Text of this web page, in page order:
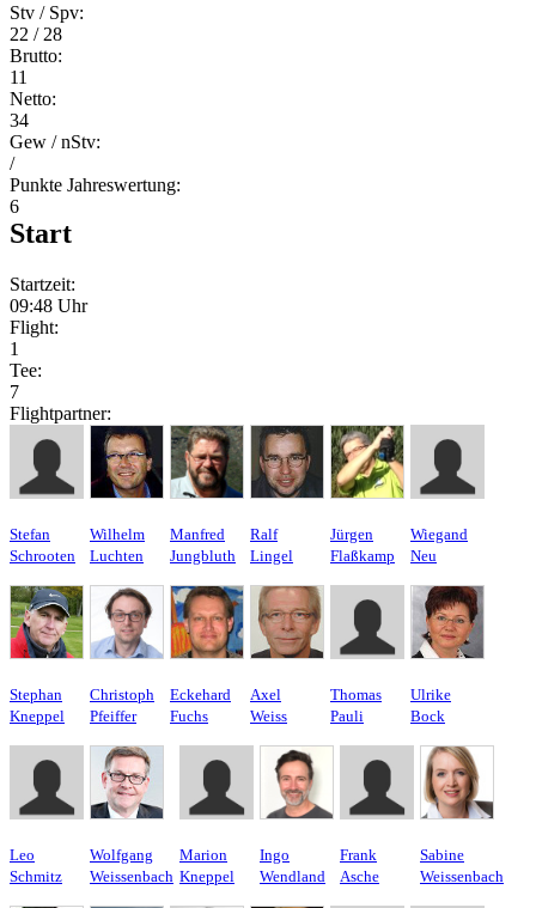
Stv / Spv:
22 / 28
Brutto:
11
Netto:
34
Gew / nStv:
/
Punkte Jahreswertung:
6
Start
Startzeit:
09:48 Uhr
Flight:
1
Tee:
7
Flightpartner:
Stefan
Schrooten
Wilhelm
Luchten
Manfred
Jungbluth
Ralf
Lingel
Jürgen
Flaßkamp
Wiegand
Neu
Stephan
Kneppel
Christoph
Pfeiffer
Eckehard
Fuchs
Axel
Weiss
Thomas
Pauli
Ulrike
Bock
Leo
Schmitz
Wolfgang
Weissenbach
Marion
Kneppel
Ingo
Wendland
Frank
Asche
Sabine
Weissenbach